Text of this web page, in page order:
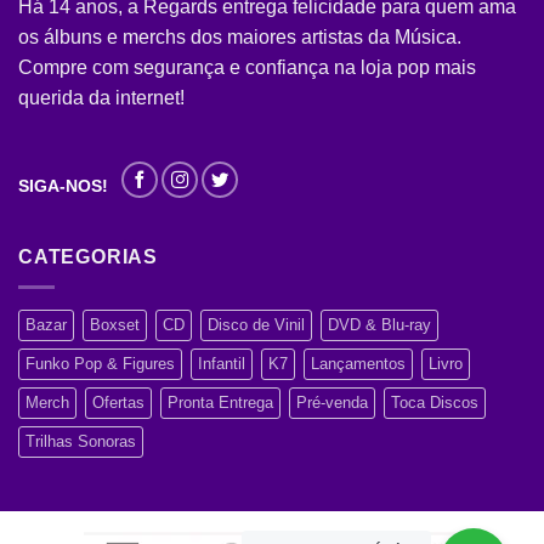
Há 14 anos, a Regards entrega felicidade para quem ama
os álbuns e merchs dos maiores artistas da Música.
Compre com segurança e confiança na loja pop mais
querida da internet!
SIGA-NOS!
CATEGORIAS
Bazar Boxset CD Disco de Vinil DVD & Blu-ray
Funko Pop & Figures Infantil K7 Lançamentos Livro
Merch Ofertas Pronta Entrega Pré-venda Toca Discos
Trilhas Sonoras